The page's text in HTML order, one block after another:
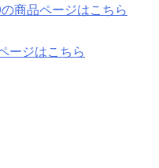
商品ページはこちら
ージはこちら